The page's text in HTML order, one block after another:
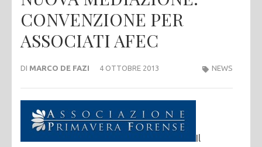
CONVENZIONE PER
ASSOCIATI AFEC
DI MARCO DE FAZI 4 OTTOBRE 2013 NEWS
Il